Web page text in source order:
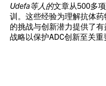
Udefa等人的文章从500多
训。这些经验为理解抗体
的挑战与创新潜力提供了
战略以保护ADC创新至关重